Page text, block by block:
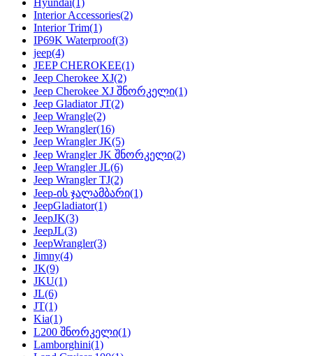
Interior Accessories(2)
Interior Trim(1)
IP69K Waterproof(3)
jeep(4)
JEEP CHEROKEE(1)
Jeep Cherokee XJ(2)
Jeep Cherokee XJ შნორკელი(1)
Jeep Gladiator JT(2)
Jeep Wrangle(2)
Jeep Wrangler(16)
Jeep Wrangler JK(5)
Jeep Wrangler JK შნორკელი(2)
Jeep Wrangler JL(6)
Jeep Wrangler TJ(2)
Jeep-ის ჯალამბარი(1)
JeepGladiator(1)
JeepJK(3)
JeepJL(3)
JeepWrangler(3)
Jimny(4)
JK(9)
JKU(1)
JL(6)
JT(1)
Kia(1)
L200 შნორკელი(1)
Lamborghini(1)